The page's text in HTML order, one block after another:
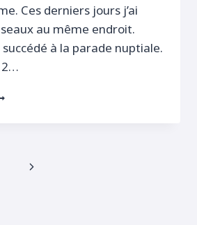
Ces derniers jours j’ai
au même endroit.
succédé à la parade nuptiale.
2…
Page